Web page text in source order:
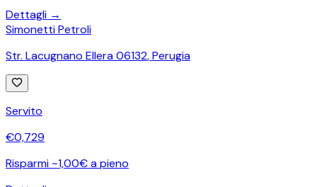
Dettagli →
Simonetti Petroli
Str. Lacugnano Ellera 06132,Perugia
Servito
€0,729
Risparmi ~1,00€ a pieno